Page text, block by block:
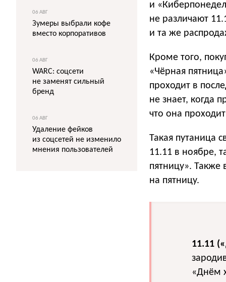
и
не различают
и та же
Кроме того,
«Чёрная
проходит в
не знает, когда
что она
Такая путаница
11.11 в ноябре,
пятницу». Также
на пятницу.
11.11
«Днём
06 АВГ
Зумеры выбрали кофе
вместо корпоративов
06 АВГ
WARC: соцсети
не заменят сильный
бренд
06 АВГ
Удаление фейков
из соцсетей не изменило
мнения пользователей